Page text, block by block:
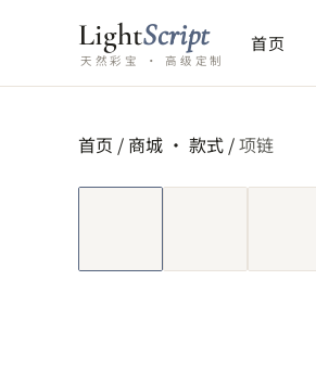
LightScript
天然彩宝 · 高级定制
首页
首页 / 商城 · 款式 /项链
短视频